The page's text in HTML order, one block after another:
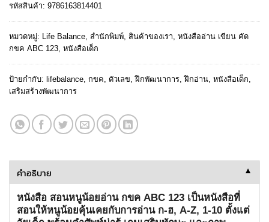
รหัสสินค้า: 9786163814401
หมวดหมู่: Life Balance สำนักพิมพ์ สินค้าของเรา หนังสืออ่าน เขียน คัด
กขค ABC 123 หนังสือเด็ก
ป้ายกำกับ: lifebalance กขค ตัวเลข ,ฝึกพัฒนาการ ,ฝึกอ่าน หนังสือเด็ก
เสริมสร้างพัฒนาการ
คำอธิบาย ▼
หนังสือ สอนหนูน้อยอ่าน กขค ABC 123 เป็นหนังสือที่
สอนให้หนูน้อยคุ้นเคยกับการอ่าน ก-ฮ, A-Z, 1-10 ตั้งแต่